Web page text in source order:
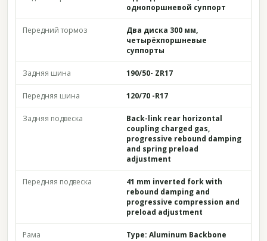
однопоршневой суппорт
Передний тормоз
Два диска 300 мм,
четырёхпоршневые
суппорты
Задняя шина 190/50- ZR17
Передняя шина 120/70 -R17
Задняя подвеска
Back-link rear horizontal
coupling charged gas,
progressive rebound damping
and spring preload
adjustment
Передняя подвеска
41 mm inverted fork with
rebound damping and
progressive compression and
preload adjustment
Рама Type: Aluminum Backbone